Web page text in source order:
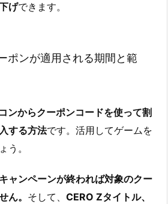
げできます。
ポンが適用される期間と範
ンからクーポンコードを使って割
する方法です。活用してゲームを
う。
キャンペーンが終われば対象のクー
ん。 そして、 CERO Zタイトル、